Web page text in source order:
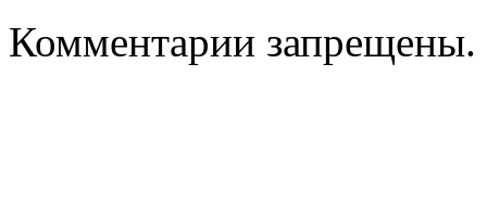
Комментарии запрещены.